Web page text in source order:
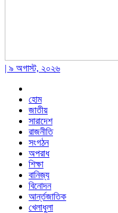
| ৯ অগাস্ট, ২০২৬
হোম
জাতীয়
সারাদেশ
রাজনীতি
সংগঠন
অপরাধ
শিক্ষা
বানিজ্য
বিনোদন
আর্ন্তজাতিক
খেলাধুলা